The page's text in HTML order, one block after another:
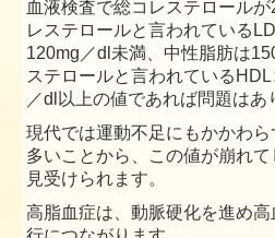
血液検査で総コレステロール
レステロールと言われている
120mg／dl未満、中性脂肪は
ステロールと言われている
／dl以上の値であれば問題はあ
現代では運動不足にもかかわ
多いことから、この値が崩れて
見受けられます。
高脂血症は、動脈硬化を進め